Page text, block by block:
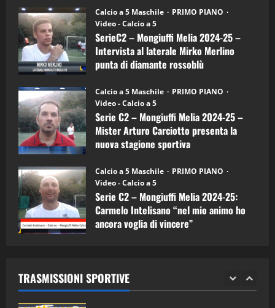
6)
–
Intervista
a
mister
Arturo
Carciotto
(Mongiuffi
Calcio a 5 Maschile
PRIMO PIANO
Video - Calcio a 5
SerieC2 – Mongiuffi Melia 2024-25 –
Intervista al laterale Mirko Merlino
punta di diamante rossoblù
Calcio a 5 Maschile
PRIMO PIANO
Video - Calcio a 5
Serie C2 – Mongiuffi Melia 2024-25 –
Mister Arturo Carciotto presenta la
nuova stagione sportiva
Calcio a 5 Maschile
PRIMO PIANO
Video - Calcio a 5
Serie C2 – Mongiuffi Melia 2024-25:
Carmelo Intelisano “nel mio animo ho
ancora voglia di vincere”
TRASMISSIONI SPORTIVE
4
“SportEmpire” in Podcast: 27^ Puntata
(Martedi 14 Aprile 2026)
15/04/2026
5
“SportEmpire” in Podcast: 26^ Puntata
(Martedi 07 Aprile 2026)
08/04/2026
1
“SportEmpire” in Podcast: 30^ Puntata
(Martedi 05 Maggio 2026)
08/05/2026
2 28/04/2026